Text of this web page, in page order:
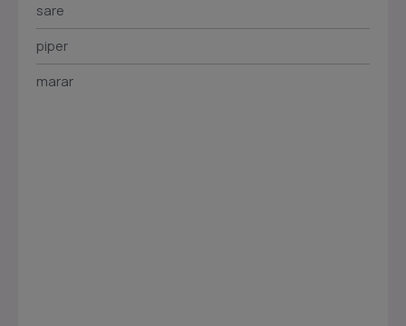
sare
piper
marar